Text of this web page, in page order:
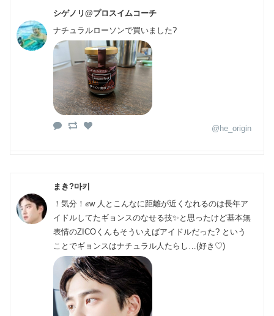
シゲノリ@プロスイムコーチ
ナチュラルローソンで買いました?
@he_origin
まき?마키
！気分！✊w 人とこんなに距離が近くなれるのは長年ア
イドルしてたギョンスのなせる技✨と思ったけど基本無
表情のZICOくんもそういえばアイドルだった? という
ことでギョンスはナチュラル人たらし…(好き♡)